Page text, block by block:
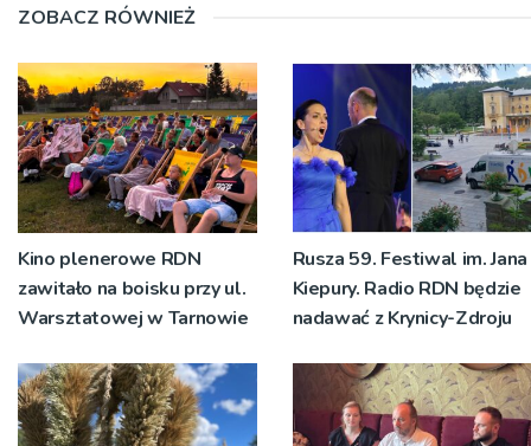
ZOBACZ RÓWNIEŻ
Kino plenerowe RDN
zawitało na boisku przy ul.
Warsztatowej w Tarnowie
Rusza 59. Festiwal im. Jana
Kiepury. Radio RDN będzie
nadawać z Krynicy-Zdroju